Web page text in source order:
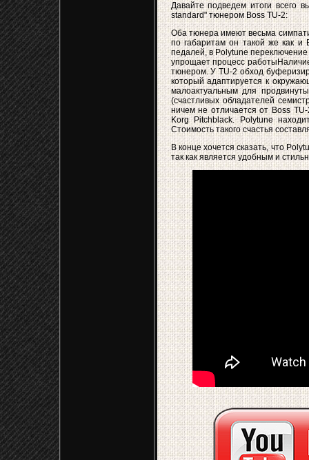
Давайте подведем итоги всего
standard" тюнером Boss TU-2:
Оба тюнера имеют весьма
по габаритам он такой же как и
педалей, в Polytune
упрощает процесс
тюнером. У TU-2 обход
который адаптируется к
малоактуальным для
(счастливых обладателей
ничем не отличается от Boss
Korg Pitchblack. Polytune
Стоимость такого счастья
В конце хочется сказать, что
так как является удобным и